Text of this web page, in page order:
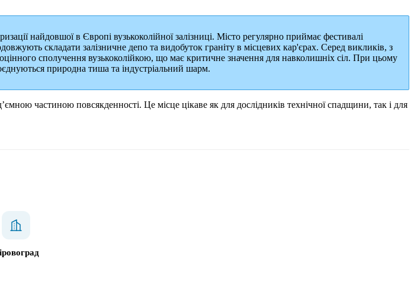
найдовшої в Європі вузькоколійної залізниці. Місто регулярно приймає фестивалі
складати залізничне депо та видобуток граніту в місцевих кар'єрах. Серед викликів, з
сполучення вузькоколійкою, що має критичне значення для навколишніх сіл. При цьому
природна тиша та індустріальний шарм.
частиною повсякденності. Це місце цікаве як для дослідників технічної спадщини, так і для